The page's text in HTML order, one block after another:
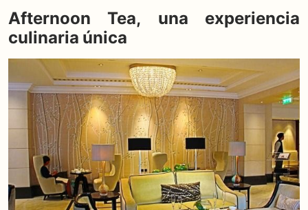
Afternoon Tea, una experiencia
culinaria única